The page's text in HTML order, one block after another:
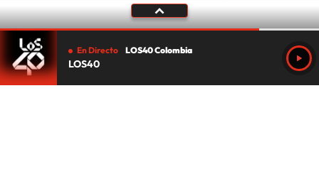
En Directo LOS40 Colombia
LOS40